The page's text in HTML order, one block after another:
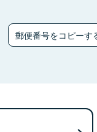
郵便番号をコピーす